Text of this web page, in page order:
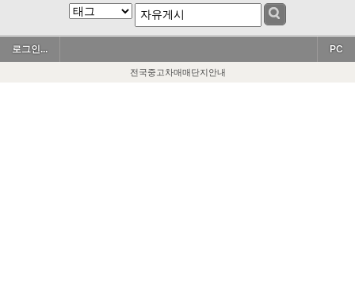
로그인... PC
전국중고차매매단지안내